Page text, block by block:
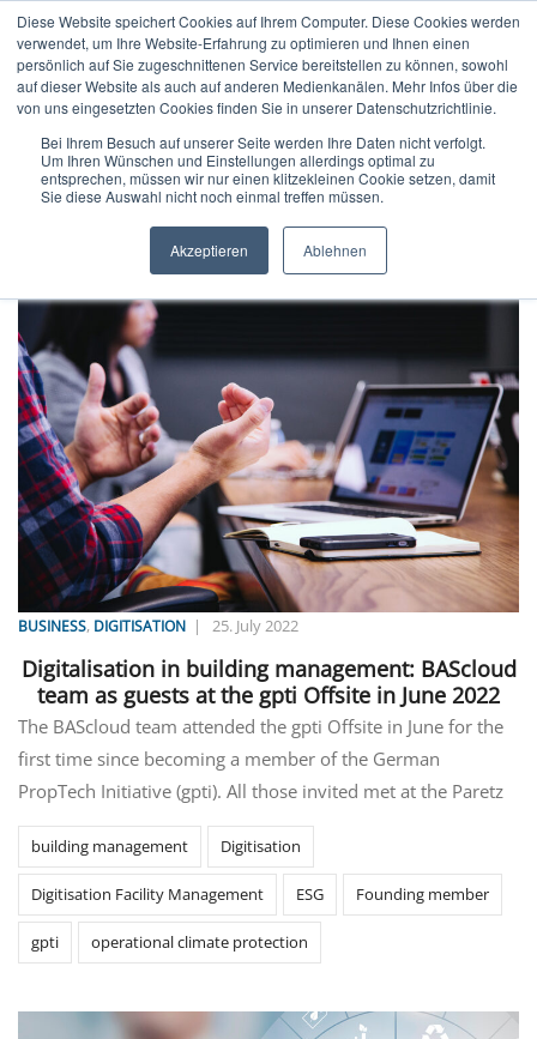
Diese Website speichert Cookies auf Ihrem Computer. Diese Cookies werden
verwendet, um Ihre Website-Erfahrung zu optimieren und Ihnen einen
persönlich auf Sie zugeschnittenen Service bereitstellen zu können, sowohl
auf dieser Website als auch auf anderen Medienkanälen. Mehr Infos über die
von uns eingesetzten Cookies finden Sie in unserer Datenschutzrichtlinie.
Bei Ihrem Besuch auf unserer Seite werden Ihre Daten nicht verfolgt.
Um Ihren Wünschen und Einstellungen allerdings optimal zu
entsprechen, müssen wir nur einen klitzekleinen Cookie setzen, damit
Sie diese Auswahl nicht noch einmal treffen müssen.
Akzeptieren Ablehnen
Home / Posts tagged "Founding member"
BUSINESS, DIGITISATION | 25. July 2022
Digitalisation in building management: BAScloud
team as guests at the gpti Offsite in June 2022
The BAScloud team attended the gpti Offsite in June for the
first time since becoming a member of the German
PropTech Initiative (gpti). All those invited met at the Paretz
building management Digitisation
Digitisation Facility Management ESG Founding member
gpti operational climate protection